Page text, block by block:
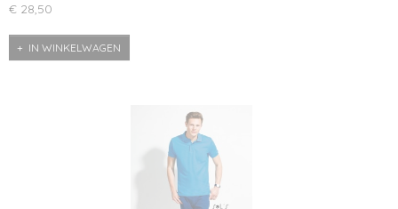
€ 28,50
IN WINKELWAGEN